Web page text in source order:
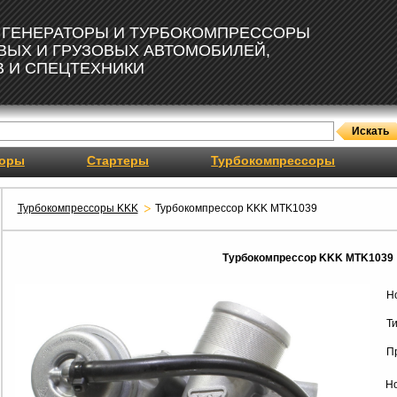
ГЕНЕРАТОРЫ И ТУРБОКОМПРЕССОРЫ
И ГРУЗОВЫХ АВТОМОБИЛЕЙ,
И СПЕЦТЕХНИКИ
Стартеры Турбокомпрессоры
Турбокомпрессоры KKK Турбокомпрессор KKK MTK1039
Турбокомпрессор KKK MTK1039